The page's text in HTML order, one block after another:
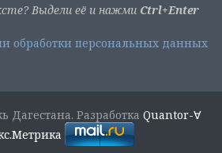
Выдели её и нажми Ctrl+Enter
обработки персональных данных
Дагестана. РазработкаQuantor-∀